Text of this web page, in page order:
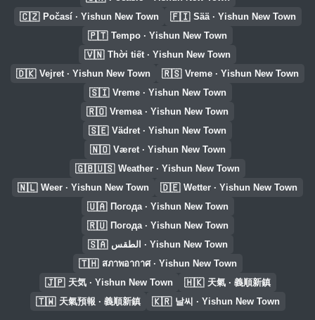
🇨🇿 Počasí · Yishun New Town 🇫🇮 Sää · Yishun New Town
🇵🇹 Tempo · Yishun New Town
🇻🇳 Thời tiết · Yishun New Town
🇩🇰 Vejret · Yishun New Town 🇷🇸 Vreme · Yishun New Town
🇸🇮 Vreme · Yishun New Town
🇷🇴 Vremea · Yishun New Town
🇸🇪 Vädret · Yishun New Town
🇳🇴 Været · Yishun New Town
🇬🇧🇺🇸 Weather · Yishun New Town
🇳🇱 Weer · Yishun New Town 🇩🇪 Wetter · Yishun New Town
🇺🇦 Погода · Yishun New Town
🇷🇺 Погода · Yishun New Town
🇸🇦 الطقس · Yishun New Town
🇹🇭 สภาพอากาศ · Yishun New Town
🇯🇵 天気 · Yishun New Town 🇭🇰 天氣 · 義順新鎮
🇹🇼 天氣預報 · 義順新鎮 🇰🇷 날씨 · Yishun New Town